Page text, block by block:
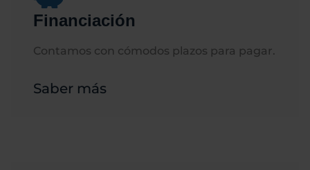
Financiación
Contamos con cómodos plazos para pagar.
Saber más